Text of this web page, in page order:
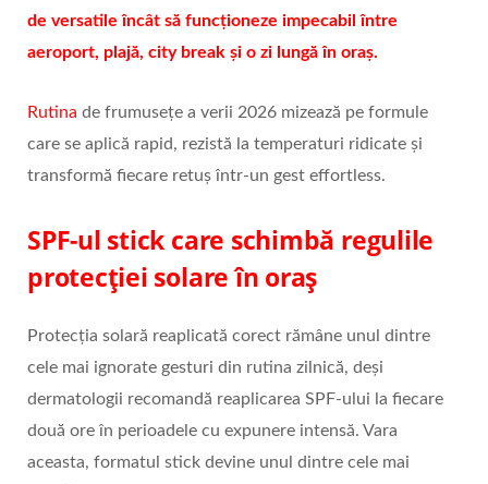
de versatile încât să funcționeze impecabil între
aeroport, plajă, city break și o zi lungă în oraș.
Rutina de frumusețe a verii 2026 mizează pe formule
care se aplică rapid, rezistă la temperaturi ridicate și
transformă fiecare retuș într-un gest effortless.
SPF-ul stick care schimbă regulile
protecției solare în oraș
Protecția solară reaplicată corect rămâne unul dintre
cele mai ignorate gesturi din rutina zilnică, deși
dermatologii recomandă reaplicarea SPF-ului la fiecare
două ore în perioadele cu expunere intensă. Vara
aceasta, formatul stick devine unul dintre cele mai